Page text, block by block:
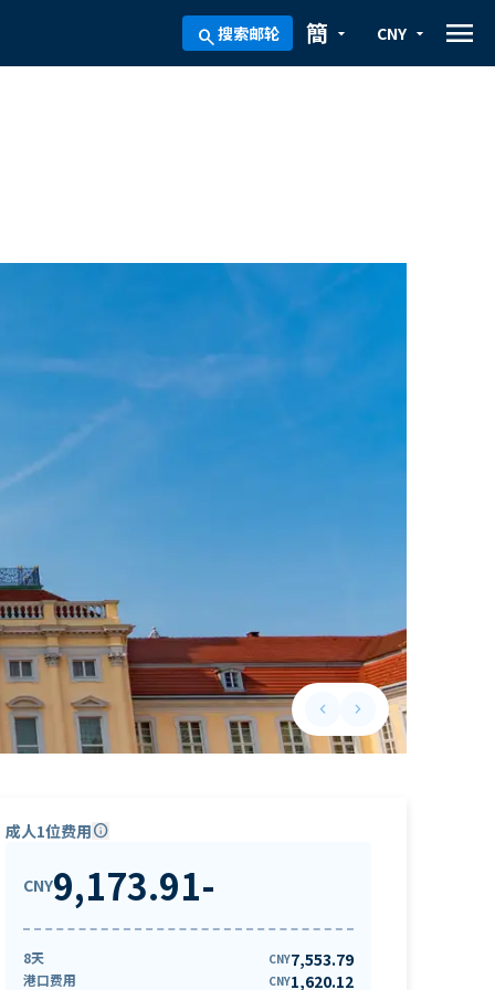
search搜索邮轮 arrow_drop_down
簡 arrow_drop_down
CNY menu
keyboard_arrow_leftPrevious slide
keyboard_arrow_rightNext slide
成人1位费用info
CNY9,173.91-
8天 CNY7,553.79
港口费用 CNY1,620.12